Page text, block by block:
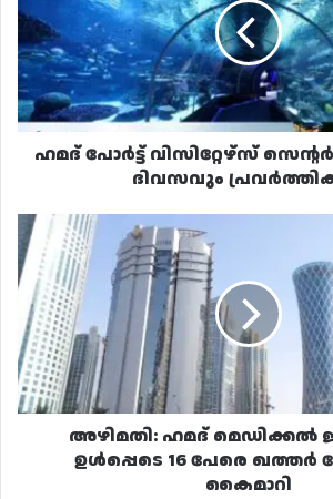
സെന്റർ
ഇപ്പോൾ
എല്ലാ
ദിവസവും
പ്രവർത്തിക്കും
ഹമദ് പോർട്ട് വിസിറ്റേഴ്‌സ്
ദിവസവും
അഴിമതി:
ഹമദ്
മെഡിക്കൽ
ജീവനക്കാർ
ഉൾപ്പെടെ
16
പേരെ
ഖത്തർ
കോടതിക്ക്
കൈമാറിഅഴിമതി: ഹമദ് മെഡിക്കൽ
ഉൾപ്പെടെ 16 പേരെ ഖത്തർ
കൈമാറി